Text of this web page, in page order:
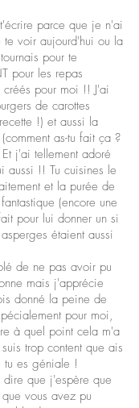
parce que je n'ai
voir aujourd'hui ou la
pour te
pour les repas
créés pour moi !! J'ai
de carottes
!) et aussi la
as-tu fait ça ?
j'ai tellement adoré
aussi !! Tu cuisines le
et la purée de
(encore une
pour lui donner un si
étaient aussi
de ne pas avoir pu
mais j'apprécie
donné la peine de
pour moi,
à quel point cela m'a
trop content que ais
tu es géniale !
dire que j'espère que
vous avez pu